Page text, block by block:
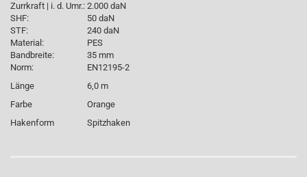
Zurrkraft | i. d. Umr.: 2.000 daN
SHF:
50 daN
STF:
240 daN
Material:
PES
Bandbreite:
35 mm
Norm:
Länge
Farbe
Hakenform
EN12195-2
6,0 m
Orange
Spitzhaken